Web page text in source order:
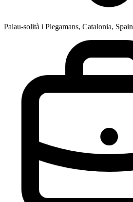
Palau-solità i Plegamans, Catalonia, Spain